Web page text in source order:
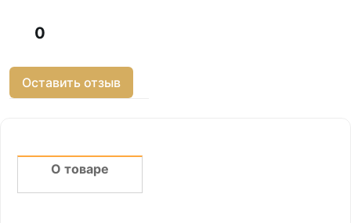
0
Оставить отзыв
О товаре